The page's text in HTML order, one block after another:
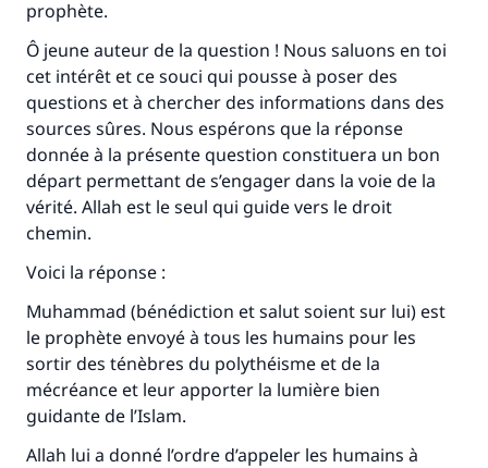
prophète.
Ô jeune auteur de la question ! Nous saluons en toi
cet intérêt et ce souci qui pousse à poser des
questions et à chercher des informations dans des
sources sûres. Nous espérons que la réponse
donnée à la présente question constituera un bon
départ permettant de s’engager dans la voie de la
vérité. Allah est le seul qui guide vers le droit
chemin.
Voici la réponse :
Muhammad (bénédiction et salut soient sur lui) est
le prophète envoyé à tous les humains pour les
sortir des ténèbres du polythéisme et de la
mécréance et leur apporter la lumière bien
guidante de l’Islam.
Allah lui a donné l’ordre d’appeler les humains à